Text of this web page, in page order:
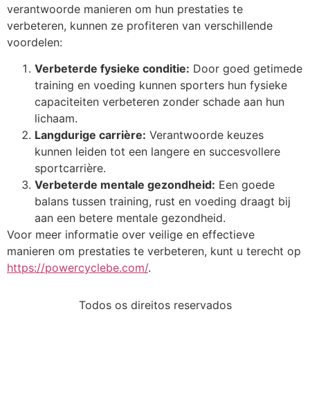
verantwoorde manieren om hun prestaties te
verbeteren, kunnen ze profiteren van verschillende
voordelen:
Verbeterde fysieke conditie: Door goed getimede
training en voeding kunnen sporters hun fysieke
capaciteiten verbeteren zonder schade aan hun
lichaam.
Langdurige carrière: Verantwoorde keuzes
kunnen leiden tot een langere en succesvollere
sportcarrière.
Verbeterde mentale gezondheid: Een goede
balans tussen training, rust en voeding draagt bij
aan een betere mentale gezondheid.
Voor meer informatie over veilige en effectieve
manieren om prestaties te verbeteren, kunt u terecht op
https://powercyclebe.com/.
Todos os direitos reservados